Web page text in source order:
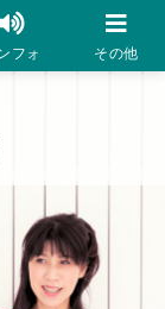
フォ その他